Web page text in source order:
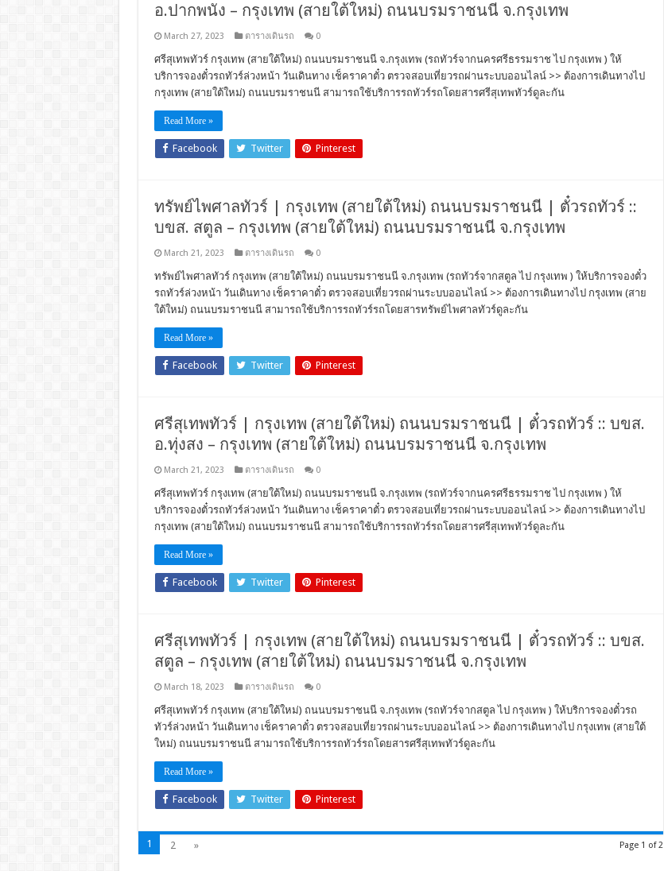
อ.ปากพนัง – กรุงเทพ (สายใต้ใหม่) ถนนบรมราชนนี จ.กรุงเทพ
March 27, 2023 ตารางเดินรถ 0
ศรีสุเทพทัวร์ กรุงเทพ (สายใต้ใหม่) ถนนบรมราชนนี จ.กรุงเทพ (รถทัวร์จากนครศรีธรรมราช ไป กรุงเทพ ) ให้
บริการจองตั๋วรถทัวร์ล่วงหน้า วันเดินทาง เช็คราคาตั๋ว ตรวจสอบเที่ยวรถผ่านระบบออนไลน์ >> ต้องการเดินทางไป
กรุงเทพ (สายใต้ใหม่) ถนนบรมราชนนี สามารถใช้บริการรถทัวร์รถโดยสารศรีสุเทพทัวร์ดูละกัน
Read More »
Facebook Twitter Pinterest
ทรัพย์ไพศาลทัวร์ | กรุงเทพ (สายใต้ใหม่) ถนนบรมราชนนี | ตั๋วรถทัวร์ ::
บขส. สตูล – กรุงเทพ (สายใต้ใหม่) ถนนบรมราชนนี จ.กรุงเทพ
March 21, 2023 ตารางเดินรถ 0
ทรัพย์ไพศาลทัวร์ กรุงเทพ (สายใต้ใหม่) ถนนบรมราชนนี จ.กรุงเทพ (รถทัวร์จากสตูล ไป กรุงเทพ ) ให้บริการจองตั๋ว
รถทัวร์ล่วงหน้า วันเดินทาง เช็คราคาตั๋ว ตรวจสอบเที่ยวรถผ่านระบบออนไลน์ >> ต้องการเดินทางไป กรุงเทพ (สาย
ใต้ใหม่) ถนนบรมราชนนี สามารถใช้บริการรถทัวร์รถโดยสารทรัพย์ไพศาลทัวร์ดูละกัน
Read More »
Facebook Twitter Pinterest
ศรีสุเทพทัวร์ | กรุงเทพ (สายใต้ใหม่) ถนนบรมราชนนี | ตั๋วรถทัวร์ :: บขส.
อ.ทุ่งสง – กรุงเทพ (สายใต้ใหม่) ถนนบรมราชนนี จ.กรุงเทพ
March 21, 2023 ตารางเดินรถ 0
ศรีสุเทพทัวร์ กรุงเทพ (สายใต้ใหม่) ถนนบรมราชนนี จ.กรุงเทพ (รถทัวร์จากนครศรีธรรมราช ไป กรุงเทพ ) ให้
บริการจองตั๋วรถทัวร์ล่วงหน้า วันเดินทาง เช็คราคาตั๋ว ตรวจสอบเที่ยวรถผ่านระบบออนไลน์ >> ต้องการเดินทางไป
กรุงเทพ (สายใต้ใหม่) ถนนบรมราชนนี สามารถใช้บริการรถทัวร์รถโดยสารศรีสุเทพทัวร์ดูละกัน
Read More »
Facebook Twitter Pinterest
ศรีสุเทพทัวร์ | กรุงเทพ (สายใต้ใหม่) ถนนบรมราชนนี | ตั๋วรถทัวร์ :: บขส.
สตูล – กรุงเทพ (สายใต้ใหม่) ถนนบรมราชนนี จ.กรุงเทพ
March 18, 2023 ตารางเดินรถ 0
ศรีสุเทพทัวร์ กรุงเทพ (สายใต้ใหม่) ถนนบรมราชนนี จ.กรุงเทพ (รถทัวร์จากสตูล ไป กรุงเทพ ) ให้บริการจองตั๋วรถ
ทัวร์ล่วงหน้า วันเดินทาง เช็คราคาตั๋ว ตรวจสอบเที่ยวรถผ่านระบบออนไลน์ >> ต้องการเดินทางไป กรุงเทพ (สายใต้
ใหม่) ถนนบรมราชนนี สามารถใช้บริการรถทัวร์รถโดยสารศรีสุเทพทัวร์ดูละกัน
Read More »
Facebook Twitter Pinterest
Page 1 of 2
1 2 »